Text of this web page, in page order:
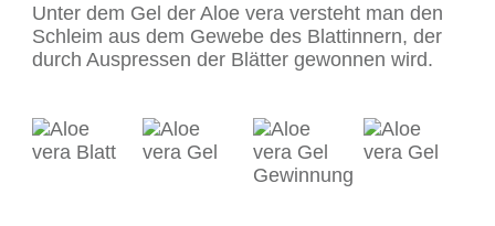
Unter dem Gel der Aloe vera versteht man den
Schleim aus dem Gewebe des Blattinnern, der
durch Auspressen der Blätter gewonnen wird.